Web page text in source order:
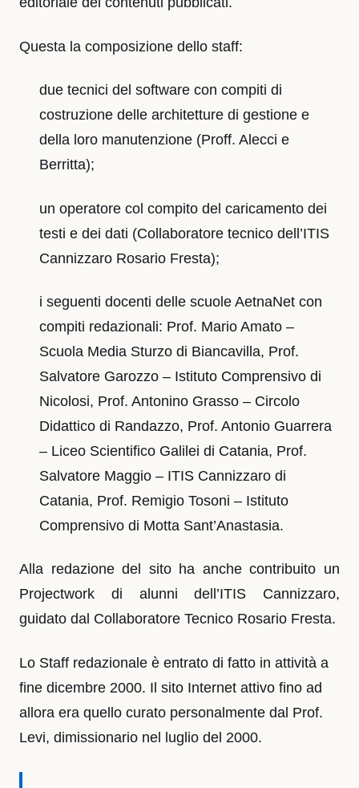
Questa la composizione dello staff:
due tecnici del software con compiti di
costruzione delle architetture di gestione e
della loro manutenzione (Proff. Alecci e
Berritta);
un operatore col compito del caricamento dei
testi e dei dati (Collaboratore tecnico dell’ITIS
Cannizzaro Rosario Fresta);
i seguenti docenti delle scuole AetnaNet con
compiti redazionali: Prof. Mario Amato –
Scuola Media Sturzo di Biancavilla, Prof.
Salvatore Garozzo – Istituto Comprensivo di
Nicolosi, Prof. Antonino Grasso – Circolo
Didattico di Randazzo, Prof. Antonio Guarrera
– Liceo Scientifico Galilei di Catania, Prof.
Salvatore Maggio – ITIS Cannizzaro di
Catania, Prof. Remigio Tosoni – Istituto
Comprensivo di Motta Sant’Anastasia.
Alla redazione del sito ha anche contribuito un
Projectwork di alunni dell’ITIS Cannizzaro,
guidato dal Collaboratore Tecnico Rosario Fresta.
Lo Staff redazionale è entrato di fatto in attività a
fine dicembre 2000. Il sito Internet attivo fino ad
allora era quello curato personalmente dal Prof.
Levi, dimissionario nel luglio del 2000.